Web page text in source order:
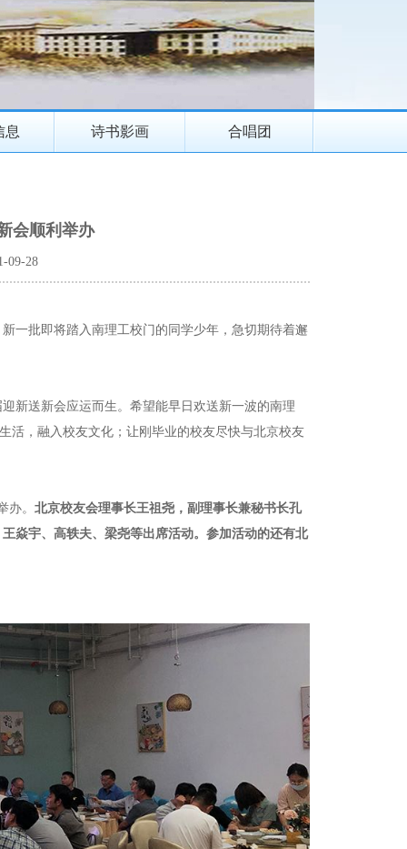
息 诗书影画 合唱团
会顺利举办
09-28
一批即将踏入南理工校门的同学少年，急切期待着邂
新送新会应运而生。希望能早日欢送新一波的南理
活，融入校友文化；让刚毕业的校友尽快与北京校友
办。 北京校友会理事长王祖尧，副理事长兼秘书长孔
焱宇、高轶夫、梁尧等出席活动。参加活动的还有北